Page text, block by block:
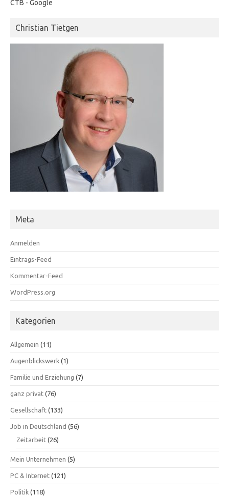
CTB - Google
Christian Tietgen
Meta
Anmelden
Eintrags-Feed
Kommentar-Feed
WordPress.org
Kategorien
Allgemein (11)
Augenblickswerk (1)
Familie und Erziehung (7)
ganz privat (76)
Gesellschaft (133)
Job in Deutschland (56)
Zeitarbeit (26)
Mein Unternehmen (5)
PC & Internet (121)
Politik (118)